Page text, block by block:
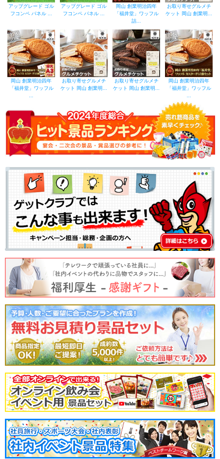
アップグレード ゴル
フコンペ パネル ...
アップグレード ゴル
フコンペ パネル ...
岡山 創業明治四年
「福井堂」ワッフル
詰...
お取り寄せグルメチ
ケット 岡山 創業明...
岡山 創業明治四年
「福井堂」ワッフル
お取り寄せグルメチ
ケット 岡山 創業明...
お取り寄せグルメチ
ケット 岡山 創業明...
岡山 創業明治四年
「福井堂」ワッフル